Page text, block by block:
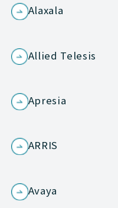
Alaxala
Allied Telesis
Apresia
ARRIS
Avaya